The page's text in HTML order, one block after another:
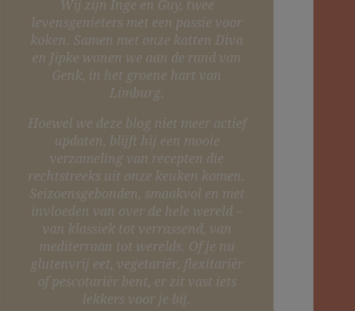
Wij zijn Inge en Guy, twee
levensgenieters met een passie voor
koken. Samen met onze katten Diva
en Jipke wonen we aan de rand van
Genk, in het groene hart van
Limburg.
Hoewel we deze blog niet meer actief
updaten, blijft hij een mooie
verzameling van recepten die
rechtstreeks uit onze keuken komen.
Seizoensgebonden, smaakvol en met
invloeden van over de hele wereld –
van klassiek tot verrassend, van
mediterraan tot werelds. Of je nu
glutenvrij eet, vegetariër, flexitariër
of pescotariër bent, er zit vast iets
lekkers voor je bij.